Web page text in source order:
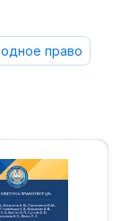
право